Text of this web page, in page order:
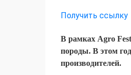
Получить ссылку
В рамках Agro
породы. В этом
производителей.